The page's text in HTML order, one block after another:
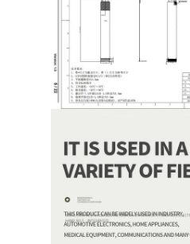
ニュース
事件
引金 を 求め て ください
TFT LCD ディスプレイ
表示IPSのTFT LCDの
スクウェアLCDディスプレイ
外形寸法